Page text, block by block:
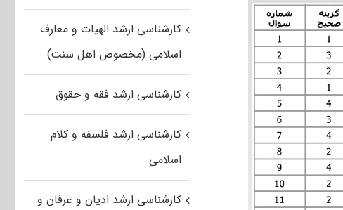
کارشناسی ارشد الهیات و معارف
اسلامی (مخصوص اهل سنت)
کارشناسی ارشد فقه و حقوق
کارشناسی ارشد فلسفه و کلام
اسلامی
کارشناسی ارشد ادیان و عرفان و